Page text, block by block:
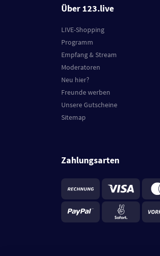
Über 123.live
LIVE-Shopping
Programm
Empfang & Stream
Moderatoren
Neu hier?
Freunde werben
Unsere Gutscheine
Sitemap
Zahlungsarten